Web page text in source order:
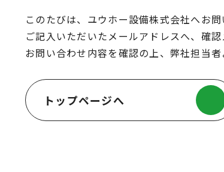
このたびは、ユウホー設備株式会社へお
ご記入いただいたメールアドレスへ、確認
お問い合わせ内容を確認の上、弊社担当者
トップページへ